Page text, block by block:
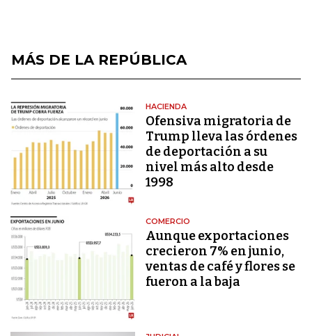
MÁS DE LA REPÚBLICA
HACIENDA
Ofensiva migratoria de
Trump lleva las órdenes
de deportación a su
nivel más alto desde
1998
COMERCIO
Aunque exportaciones
crecieron 7% en junio,
ventas de café y flores se
fueron a la baja